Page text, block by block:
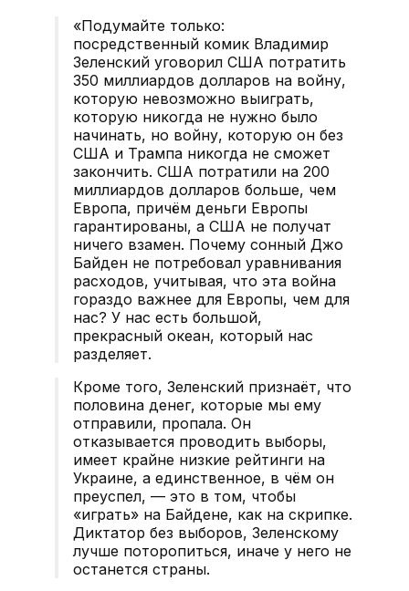
«Подумайте только:
посредственный комик Владимир
Зеленский уговорил США потратить
350 миллиардов долларов на войну,
которую невозможно выиграть,
которую никогда не нужно было
начинать, но войну, которую он без
США и Трампа никогда не сможет
закончить. США потратили на 200
миллиардов долларов больше, чем
Европа, причём деньги Европы
гарантированы, а США не получат
ничего взамен. Почему сонный Джо
Байден не потребовал уравнивания
расходов, учитывая, что эта война
гораздо важнее для Европы, чем для
нас? У нас есть большой,
прекрасный океан, который нас
разделяет.
Кроме того, Зеленский признаёт, что
половина денег, которые мы ему
отправили, пропала. Он
отказывается проводить выборы,
имеет крайне низкие рейтинги на
Украине, а единственное, в чём он
преуспел, — это в том, чтобы
«играть» на Байдене, как на скрипке.
Диктатор без выборов, Зеленскому
лучше поторопиться, иначе у него не
останется страны.